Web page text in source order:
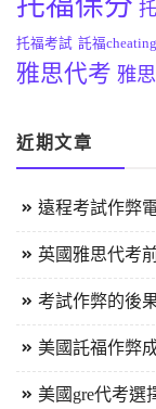
托福考試 託福cheating
雅思代考 雅
近期文章
遠程考試作弊
英國雅思代考
考試作弊的後
美國託福作弊
美國gre代考選